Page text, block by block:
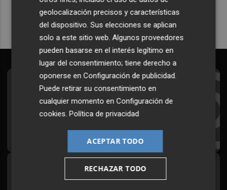
Suscríbete al Boletín
Todos los días a primera hora en tu email
¡Quiero suscribirme!
Síguenos en redes
geolocalización precisos y características
del dispositivo. Sus elecciones se aplican
solo a este sitio web. Algunos proveedores
pueden basarse en el interés legítimo en
lugar del consentimiento; tiene derecho a
oponerse enConfiguración de publicidad.
Puede retirar su consentimiento en
cualquier momento enConfiguración de
cookies.Política de privacidad
ACEPTAR TODO
RECHAZAR TODO